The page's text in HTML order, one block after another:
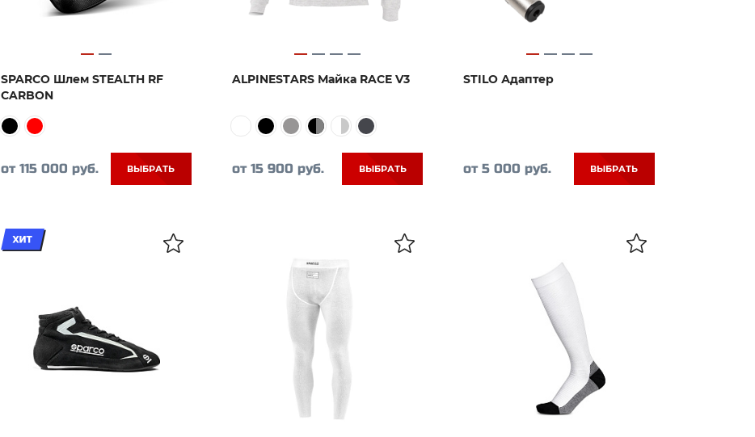
SPARCO Шлем STEALTH RF
CARBON
от 115 000 руб. ВЫБРАТЬ
ALPINESTARS Майка RACE V3
от 15 900 руб. ВЫБРАТЬ
STILO Адаптер
от 5 000 руб. ВЫБРАТЬ